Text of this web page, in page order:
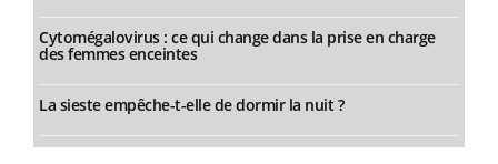
Cytomégalovirus : ce qui change dans la prise en charge
des femmes enceintes
La sieste empêche-t-elle de dormir la nuit ?